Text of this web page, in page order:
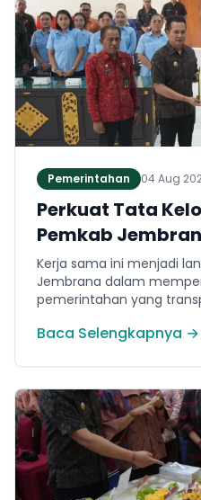
Pemerintahan 04 Aug
Perkuat Tata
Pemkab
Jembrana
Hukum Datun
Kerja sama ini menjadi
Jembrana dalam
pemerintahan yang
mencakup tiga domain
tindakan hukum lainnya.
Baca Selengkapnya →